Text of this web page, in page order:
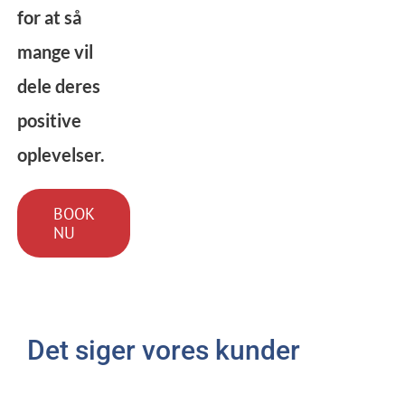
for at så
mange vil
dele deres
positive
oplevelser.
BOOK
NU
Det siger vores kunder